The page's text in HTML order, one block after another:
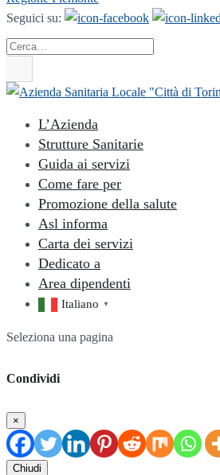
Seguici su:
Cerca
L’Azienda
Strutture Sanitarie
Guida ai servizi
Come fare per
Promozione della salute
Asl informa
Carta dei servizi
Dedicato a
Area dipendenti
Italiano ▼
Seleziona una pagina
Condividi
×
Chiudi